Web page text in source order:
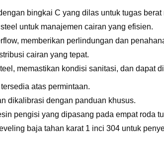
bingkai C yang dilas untuk tugas
untuk manajemen cairan yang efisien.
memberikan perlindungan dan
cairan yang tepat.
memastikan kondisi sanitasi, dan dapat
atas permintaan.
dikalibrasi dengan panduan khusus.
pengisi yang dipasang pada empat roda
baja tahan karat 1 inci 304 untuk